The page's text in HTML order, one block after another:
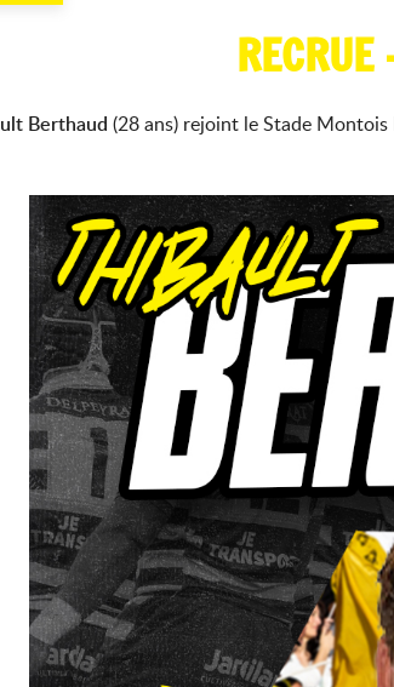
Berthaud (28 ans) rejoint le Stade Montois